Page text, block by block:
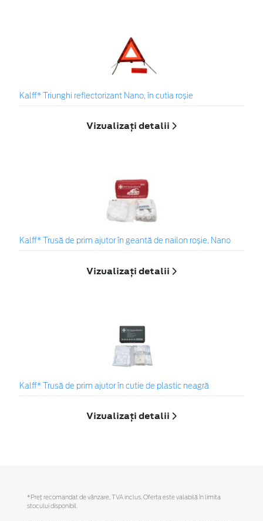
Kalff* Triunghi reflectorizant Nano, în cutia roșie
Vizualizați detalii
Kalff* Trusă de prim ajutor în geantă de nailon roșie, Nano
Vizualizați detalii
Kalff* Trusă de prim ajutor în cutie de plastic neagră
Vizualizați detalii
*Preţ recomandat de vânzare, TVA inclus. Oferta este valabilă în limita
stocului disponibil.